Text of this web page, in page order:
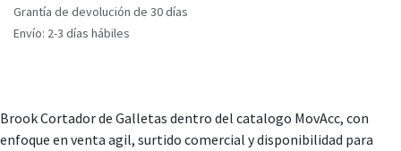
Grantía de devolución de 30 días
Envío: 2-3 días hábiles
Brook Cortador de Galletas dentro del catalogo MovAcc, con
enfoque en venta agil, surtido comercial y disponibilidad para